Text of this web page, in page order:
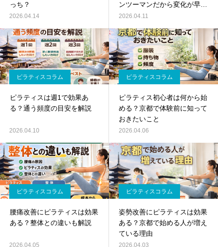
っち？
2026.04.14
ンツーマンだから変化が早い
理由
2026.04.11
ピラティスコラム
ピラティスは週1で効果あ
る？通う頻度の目安を解説
2026.04.10
ピラティスコラム
ピラティス初心者は何から始
める？京都で体験前に知って
おきたいこと
2026.04.06
ピラティスコラム
腰痛改善にピラティスは効果
ある？整体との違いも解説
2026.04.05
ピラティスコラム
姿勢改善にピラティスは効果
ある？京都で始める人が増え
ている理由
2026.04.03